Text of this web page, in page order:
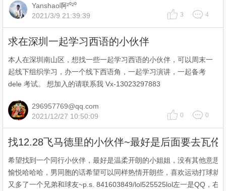
Yanshao啊²⁰²⁰
2021/3/9 21:39:39
3 4
求在深圳一起学习西语的小伙伴
本人在深圳南山区，想找一些一起学习西语的小伙伴，可以周末一
起线下组织学习，办一个线下西语角，一起学习演讲，一起备考
dele 考试。 想加入的请联系我 Vx-13023297883
296957769@qq.com
2021/12/27 10:50:09
0 0
找12.28飞马德里的小伙伴~最好是后面要去瓦伦
希望找到一个同行小伙伴，最好是温柔开朗的小姐姐，没有其他意思
愉悦哈哈哈，男同胞的话希望可以同样热情开朗些，喜欢运动打球就
又多了一个兄弟和球友~p.s. 841603849/lol525525lol左一是QQ，右